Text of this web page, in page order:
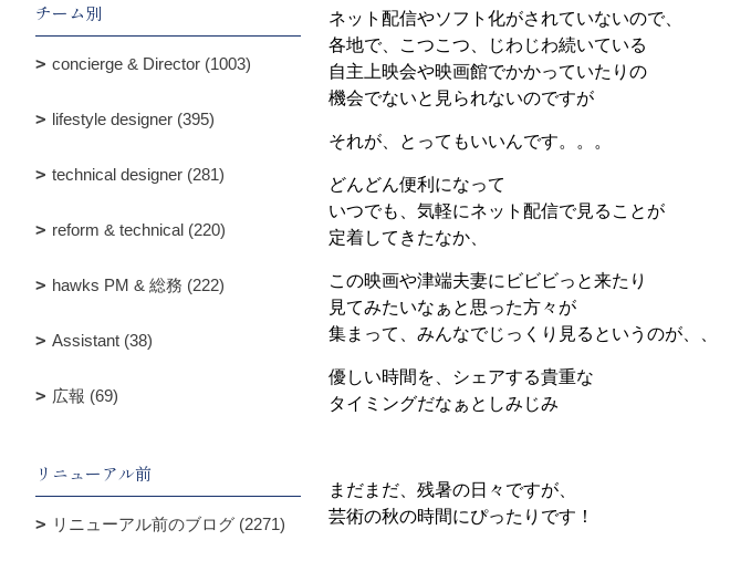
ネット配信やソフト化がされていないので、
各地で、こつこつ、じわじわ続いている
自主上映会や映画館でかかっていたりの
機会でないと見られないのですが
それが、とってもいいんです。。。
どんどん便利になって
いつでも、気軽にネット配信で見ることが
定着してきたなか、
この映画や津端夫妻にビビビっと来たり
見てみたいなぁと思った方々が
集まって、みんなでじっくり見るというのが、、
優しい時間を、シェアする貴重な
タイミングだなぁとしみじみ
まだまだ、残暑の日々ですが、
芸術の秋の時間にぴったりです！
チーム別
concierge & Director (1003)
lifestyle designer (395)
technical designer (281)
reform & technical (220)
hawks PM & 総務 (222)
Assistant (38)
広報 (69)
リニューアル前
リニューアル前のブログ (2271)